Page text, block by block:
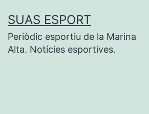
contenido
SUAS ESPORT
Periòdic esportiu de la Marina
Alta. Notícies esportives.